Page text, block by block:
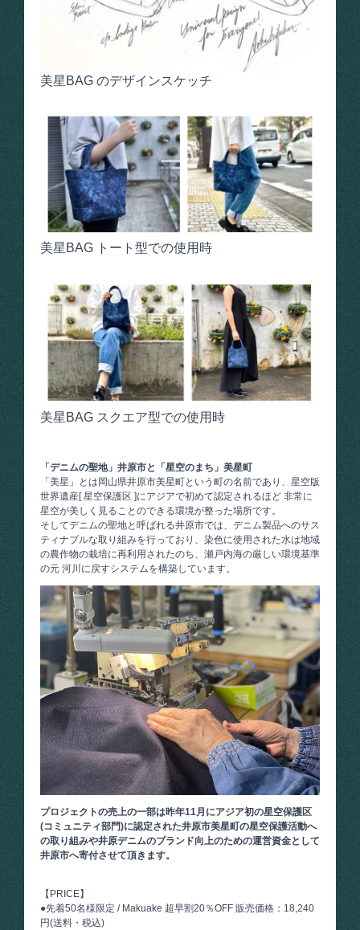
美星BAG のデザインスケッチ
美星BAG トート型での使用時
美星BAG スクエア型での使用時
「デニムの聖地」井原市と「星空のまち」美星町
「美星」とは岡山県井原市美星町という町の名前であり、星空版
世界遺産[ 星空保護区 ]にアジアで初めて認定されるほど 非常に
星空が美しく見ることのできる環境が整った場所です。
そしてデニムの聖地と呼ばれる井原市では、デニム製品へのサス
ティナブルな取り組みを行っており、染色に使用された水は地域
の農作物の栽培に再利用されたのち、瀬戸内海の厳しい環境基準
の元 河川に戻すシステムを構築しています。
プロジェクトの売上の一部は昨年11月にアジア初の星空保護区
(コミュニティ部門)に認定された井原市美星町の星空保護活動へ
の取り組みや井原デニムのブランド向上のための運営資金として
井原市へ寄付させて頂きます。
【PRICE】
●先着50名様限定 / Makuake 超早割20％OFF 販売価格：18,240
円(送料・税込)